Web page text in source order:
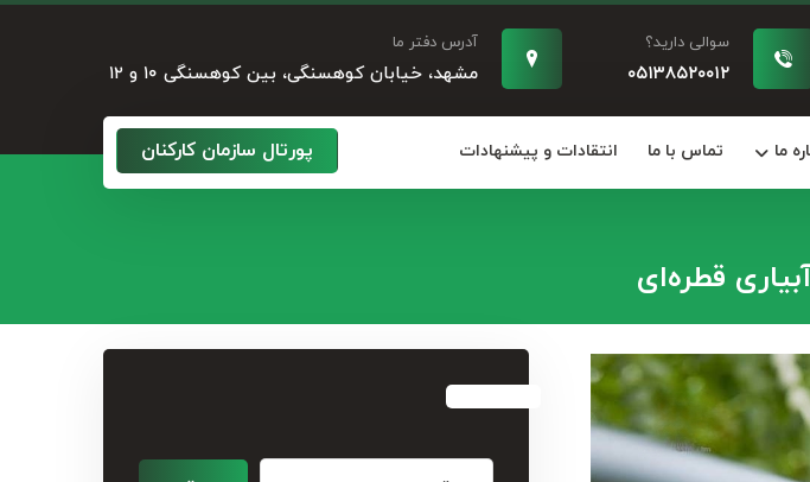
آدرس دفتر ما
مشهد، خیابان کوهسنگی، بین کوهسنگی ۱۰ و ۱۲
سوالی دارید؟
۰۵۱۳۸۵۲۰۰۱۲
ما تماس با ما انتقادات و پیشنهادات پورتال سازمان کارکنان